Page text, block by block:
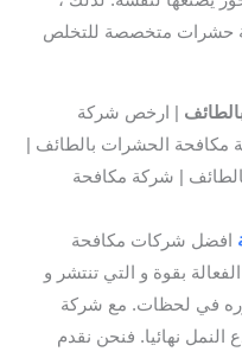
حشرات متخصصة للتخلص
| ارخص شركة
مكافحة الحشرات بالطائف |
| شركة مكافحة
افضل شركات مكافحة
بقوة و التي تنتشر و
في لحظات. مع شركة
نهائيا. فنحن نقدم